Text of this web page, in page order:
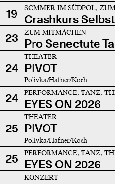
19 SOMMER IM SÜDPOL,
Crashkurs
23
ZUM MITMACHEN
Pro Senectute
24
THEATER
PIVOT
Polivka/Hafner/Koch
24 PERFORMANCE, TANZ,
EYES ON 2026
25
THEATER
PIVOT
Polivka/Hafner/Koch
25 PERFORMANCE, TANZ,
EYES ON 2026
KONZERT